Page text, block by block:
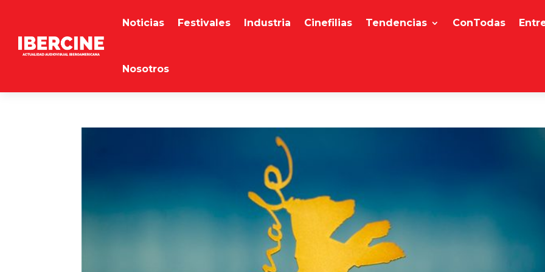
Noticias Festivales Industria Cinefilias Tendencias ConTodas
Nosotros